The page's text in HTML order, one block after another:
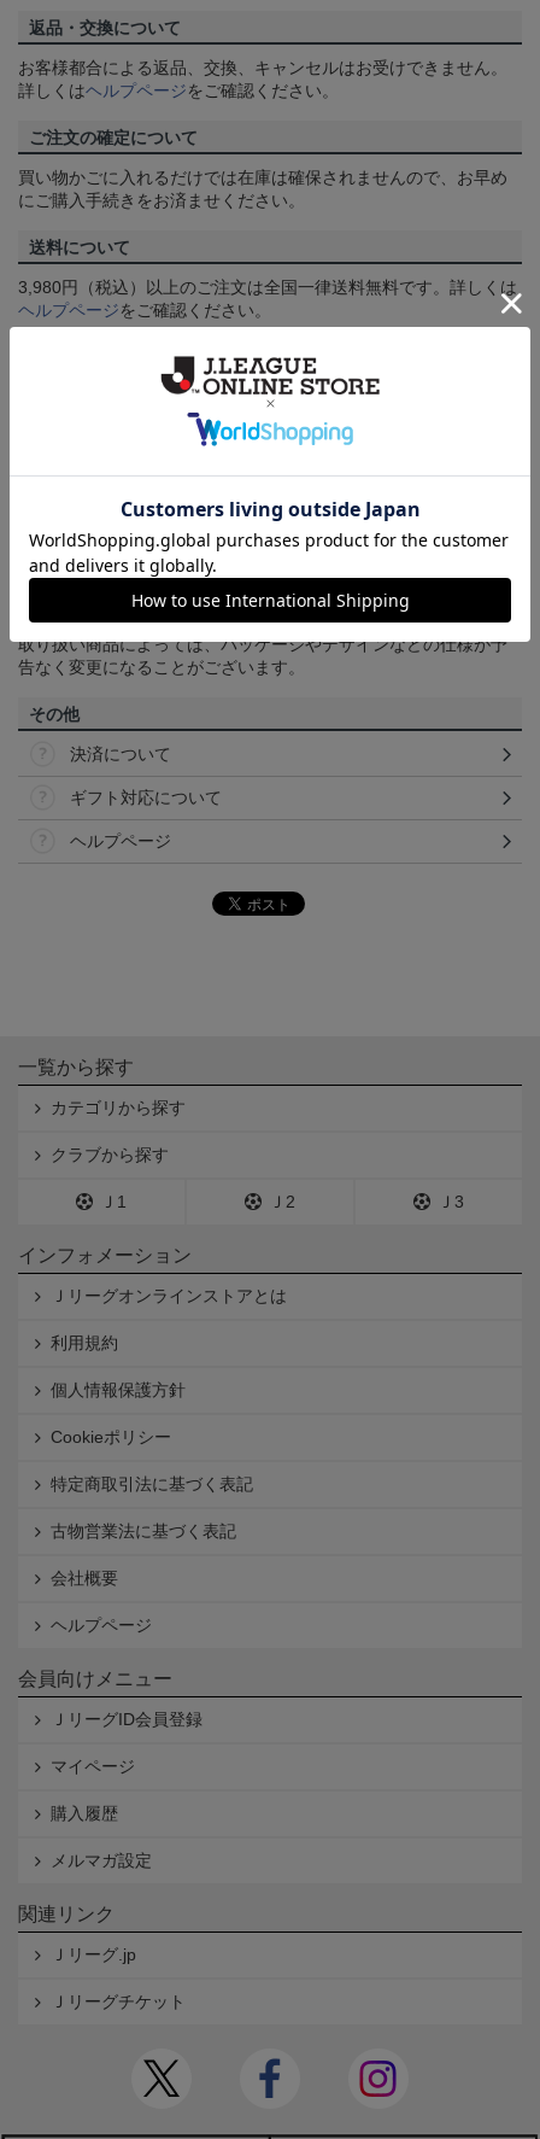
返品・交換について
お客様都合による返品、交換、キャンセルはお受けできません。
詳しくはヘルプページをご確認ください。
ご注文の確定について
買い物かごに入れるだけでは在庫は確保されませんので、お早め
にご購入手続きをお済ませください。
送料について
3,980円（税込）以上のご注文は全国一律送料無料です。詳しくは
ヘルプページをご確認ください。
一部商品はメール便でのお届けとなる場合がございます。詳しく
をご確認ください。
【カラーについて】
商品画像は、お使いのパソコンのモニターおよびスマートフォン
のメーカー・機種・画面設定等により、実際の商品の色と異なっ
て見える場合がございます。あらかじめご了承ください。
【仕様について】
取り扱い商品によっては、パッケージやデザインなどの仕様が予
告なく変更になることがございます。
その他
決済について
ギフト対応について
ヘルプページ
一覧から探す
カテゴリから探す
クラブから探す
Ｊ1 Ｊ2 Ｊ3
インフォメーション
Ｊリーグオンラインストアとは
利用規約
個人情報保護方針
Cookieポリシー
特定商取引法に基づく表記
古物営業法に基づく表記
会社概要
ヘルプページ
会員向けメニュー
ＪリーグID会員登録
マイページ
購入履歴
メルマガ設定
関連リンク
Ｊリーグ.jp
Ｊリーグチケット